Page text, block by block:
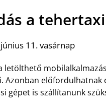
a tehertaxi
11. vasárnap
letölthető
Azonban előfordulhatnak
gépet is szállítanunk